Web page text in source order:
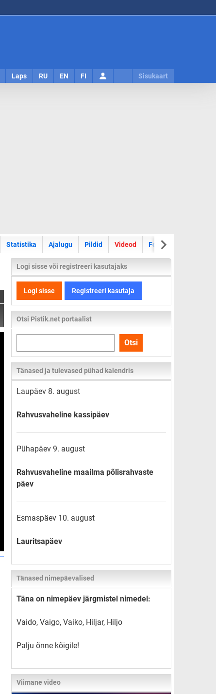
Laps RU EN FI Sisukaart
Statistika Ajalugu Pildid Videod Foorum
Logi sisse või registreeri kasutajaks
Logi sisse Registreeri kasutaja
Otsi Pistik.net portaalist
kogu
lehelt
Otsi
Tänased ja tulevased pühad kalendris
Laupäev 8. august
Rahvusvaheline kassipäev
Pühapäev 9. august
Rahvusvaheline maailma põlisrahvaste
päev
Esmaspäev 10. august
Lauritsapäev
Tänased nimepäevalised
Täna on nimepäev järgmistel nimedel:
Vaido, Vaigo, Vaiko, Hiljar, Hiljo
Palju õnne kõigile!
Viimane video